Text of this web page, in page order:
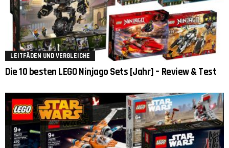
LEITFÄDEN UND VERGLEICHE
Die 10 besten LEGO Ninjago Sets [Jahr] – Review & Test